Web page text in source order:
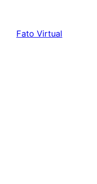
content
Fato Virtual